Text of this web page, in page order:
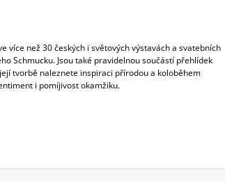
více než 30 českých i světovýchvýstavách a svatebních
Schmucku. Jsou také pravidelnou součástí přehlídek
tvorbě naleznete inspiraci přírodou a koloběhem
i pomíjivost okamžiku.